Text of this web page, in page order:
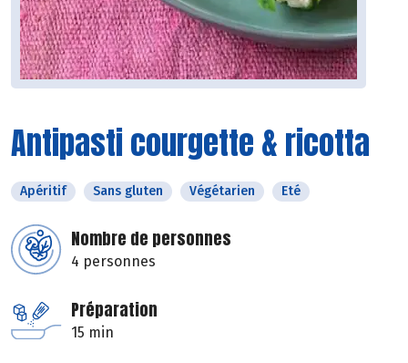
Antipasti courgette & ricotta
Apéritif Sans gluten Végétarien Eté
Nombre de personnes
4 personnes
Préparation
15 min